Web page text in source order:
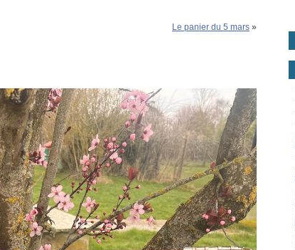
Le panier du 5 mars »